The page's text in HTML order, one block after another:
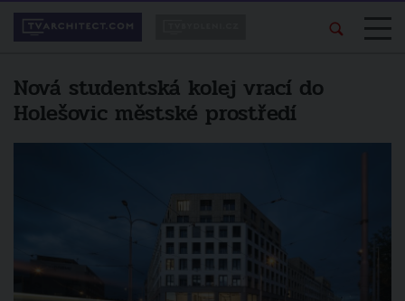
Nová studentská kolej vrací do
Holešovic městské prostředí